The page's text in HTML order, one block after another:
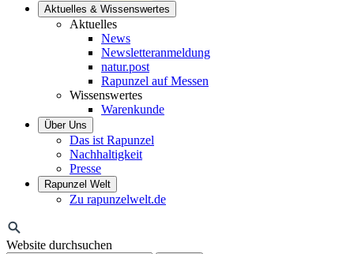
Aktuelles & Wissenswertes
Aktuelles
News
Newsletteranmeldung
natur.post
Rapunzel auf Messen
Wissenswertes
Warenkunde
Über Uns
Das ist Rapunzel
Nachhaltigkeit
Presse
Rapunzel Welt
Zu rapunzelwelt.de
Website durchsuchen